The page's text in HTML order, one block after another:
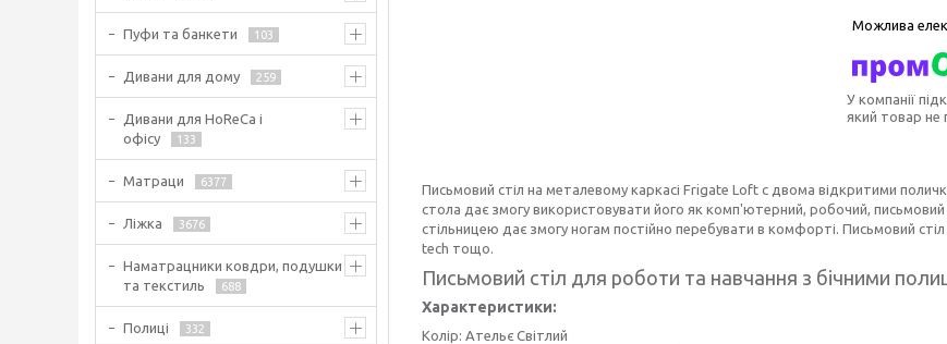
У компанії
який товар не
Письмовий стіл на металевому каркасі Frigate Loft с двома відкритими
стола дає змогу використовувати його як комп'ютерний, робочий, письмовий
стільницею дає змогу ногам постійно перебувати в комфорті. Письмовий
tech тощо.
Письмовий стіл для роботи та навчання з бічними
Характеристики:
Колір: Ательє Світлий
Пуфи та банкети 103
Дивани для дому 259
Дивани для HoReCa і
офісу
133
Матраци 6377
Ліжка 3676
Наматрацники ковдри, подушки
та текстиль
688
Полиці 332